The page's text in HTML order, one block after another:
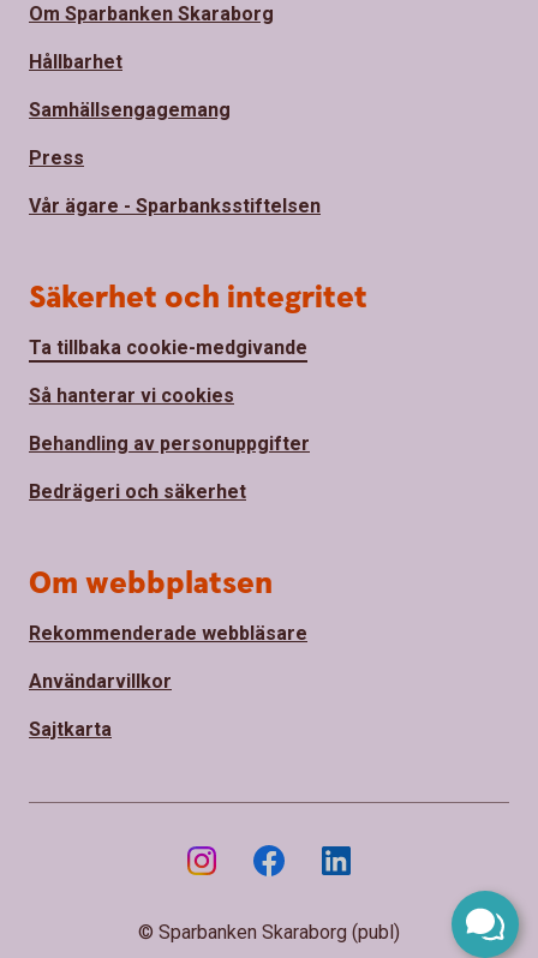
Om Sparbanken Skaraborg
Hållbarhet
Samhällsengagemang
Press
Vår ägare - Sparbanksstiftelsen
Säkerhet och integritet
Ta tillbaka cookie-medgivande
Så hanterar vi cookies
Behandling av personuppgifter
Bedrägeri och säkerhet
Om webbplatsen
Rekommenderade webbläsare
Användarvillkor
Sajtkarta
© Sparbanken Skaraborg (publ)